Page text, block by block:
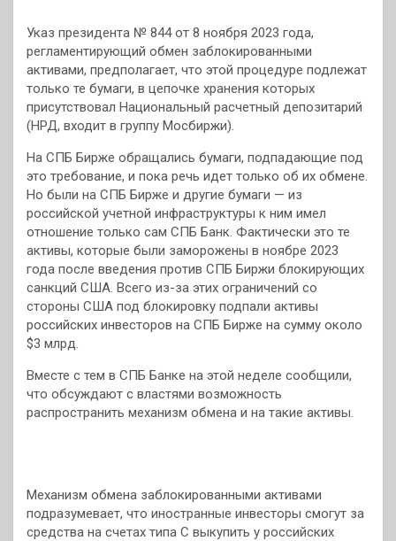
Указ президента № 844 от 8 ноября 2023 года,
регламентирующий обмен заблокированными
активами, предполагает, что этой процедуре подлежат
только те бумаги, в цепочке хранения которых
присутствовал Национальный расчетный депозитарий
(НРД, входит в группу Мосбиржи).
На СПБ Бирже обращались бумаги, подпадающие под
это требование, и пока речь идет только об их обмене.
Но были на СПБ Бирже и другие бумаги — из
российской учетной инфраструктуры к ним имел
отношение только сам СПБ Банк. Фактически это те
активы, которые были заморожены в ноябре 2023
года после введения против СПБ Биржи блокирующих
санкций США. Всего из-за этих ограничений со
стороны США под блокировку подпали активы
российских инвесторов на СПБ Бирже на сумму около
$3 млрд.
Вместе с тем в СПБ Банке на этой неделе сообщили,
что обсуждают с властями возможность
распространить механизм обмена и на такие активы.
Механизм обмена заблокированными активами
подразумевает, что иностранные инвесторы смогут за
средства на счетах типа С выкупить у российских